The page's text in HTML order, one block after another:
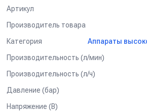
Дополнительная комплектация:
Манометр
до 50 сек)
Кнопкой на 12В для установки на
Рама настенная
Рама на колесах
Пенокомплект
Шланг высокого давления от 1 м до
Артикул
Производитель товара
Категория
Аппараты
Производительность (л/мин)
Производительность (л/ч)
Давление (бар)
Напряжение (В)